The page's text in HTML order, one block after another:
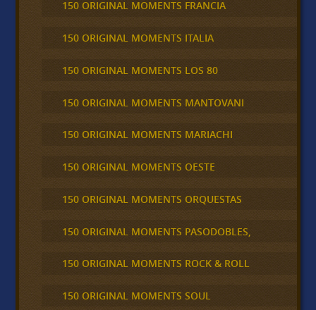
150 ORIGINAL MOMENTS FRANCIA
150 ORIGINAL MOMENTS ITALIA
150 ORIGINAL MOMENTS LOS 80
150 ORIGINAL MOMENTS MANTOVANI
150 ORIGINAL MOMENTS MARIACHI
150 ORIGINAL MOMENTS OESTE
150 ORIGINAL MOMENTS ORQUESTAS
150 ORIGINAL MOMENTS PASODOBLES,
150 ORIGINAL MOMENTS ROCK & ROLL
150 ORIGINAL MOMENTS SOUL